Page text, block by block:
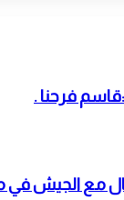
فرحنا .
مع الجيش في